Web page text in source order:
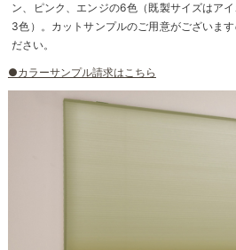
ン、ピンク、エンジの6色（既製サイズはア
3色）。カットサンプルのご用意がございま
ださい。
●カラーサンプル請求はこちら